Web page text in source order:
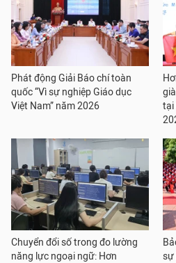
Phát động Giải Báo chí toàn
quốc “Vì sự nghiệp Giáo dục
Việt Nam” năm 2026
tại
Chuyển đổi số trong đo lường
năng lực ngoại ngữ: Hơn
sự